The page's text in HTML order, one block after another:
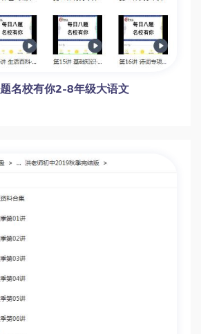
名校有你2-8年级大语文